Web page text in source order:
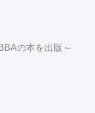
の本を出版～